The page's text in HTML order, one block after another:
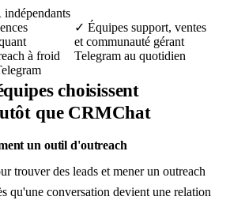
indépendants
à froid
✓ Équipes support, ventes
et communauté gérant
Telegram au quotidien
choisissent
que CRMChat
un outil d'outreach
trouver des leads et mener un outreach
qu'une conversation devient une relation